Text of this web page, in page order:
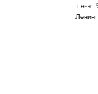
пн-чт